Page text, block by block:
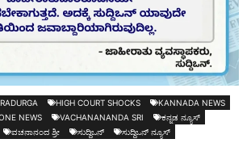
HIGH COURT SHOCKS
KANNADA NEWS
NEWS VACHANANANDA SRI
ಕನ್ನಡ ನ್ಯೂಸ್
ವಚನಾನಂದ ಶ್ರೀ ಸುದ್ದಿಒನ್
ಸುದ್ದಿಒನ್ ನ್ಯೂಸ್